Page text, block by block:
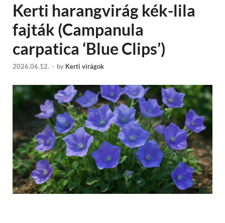
Kerti harangvirág kék-lila
fajták (Campanula
carpatica ‘Blue Clips’)
2026.06.12. - by Kerti virágok